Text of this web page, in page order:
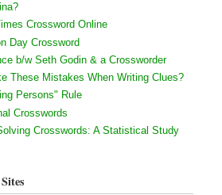
Crossword Online
Day Crossword
b/w Seth Godin & a Crossworder
These Mistakes When Writing Clues?
Persons" Rule
Crosswords
Crosswords: A Statistical Study